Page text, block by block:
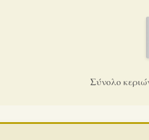
Σύνολο